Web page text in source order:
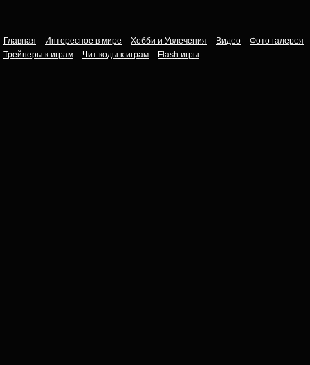
Главная Интересное в мире Хобби и Увлечения Видео
Фото галерея
Трейнеры к играм
Чит коды к играм Flash игры